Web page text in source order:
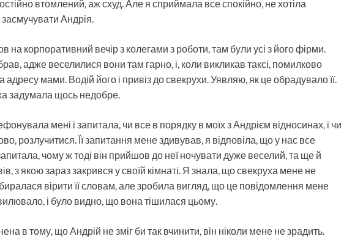
втомлений, аж схуд. Але я сприймала все спокійно, не хотіла
Андрія.
на корпоративний вечір з колегами з роботи, там були усі з його фірми.
адже веселилися вони там гарно, і, коли викликав таксі, помилково
мами. Водій його і привіз до свекрухи. Уявляю, як це обрадувало її.
задумала щось недобре.
мені і запитала, чи все в порядку в моїх з Андрієм відносинах, і чи
розлучитися. Її запитання мене здивував, я відповіла, що у нас все
чому ж тоді він прийшов до неї ночувати дуже веселий, та ще й
з якою зараз закрився у своїй кімнаті. Я знала, що свекруха мене не
вірити її словам, але зробила вигляд, що це повідомлення мене
і було видно, що вона тішилася цьому.
в тому, що Андрій не зміг би так вчинити, він ніколи мене не зрадить.